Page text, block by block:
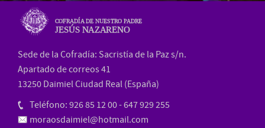
COFRADÍA DE NUESTRO PADRE
JESÚS NAZARENO
Sede de la Cofradía: Sacristía de la Paz s/n.
Apartado de correos 41
13250 Daimiel Ciudad Real (España)
Teléfono: 926 85 12 00 - 647 929 255
moraosdaimiel@hotmail.com